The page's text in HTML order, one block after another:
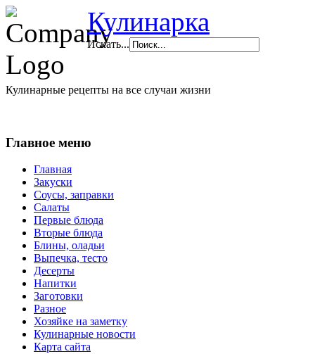
Кулинарка
Искать...
Кулинарные рецепты на все случаи жизни
Главное меню
Главная
Закуски
Соусы, заправки
Салаты
Первые блюда
Вторые блюда
Блины, оладьи
Выпечка, тесто
Десерты
Напитки
Заготовки
Разное
Хозяйке на заметку
Кулинарные новости
Карта сайта